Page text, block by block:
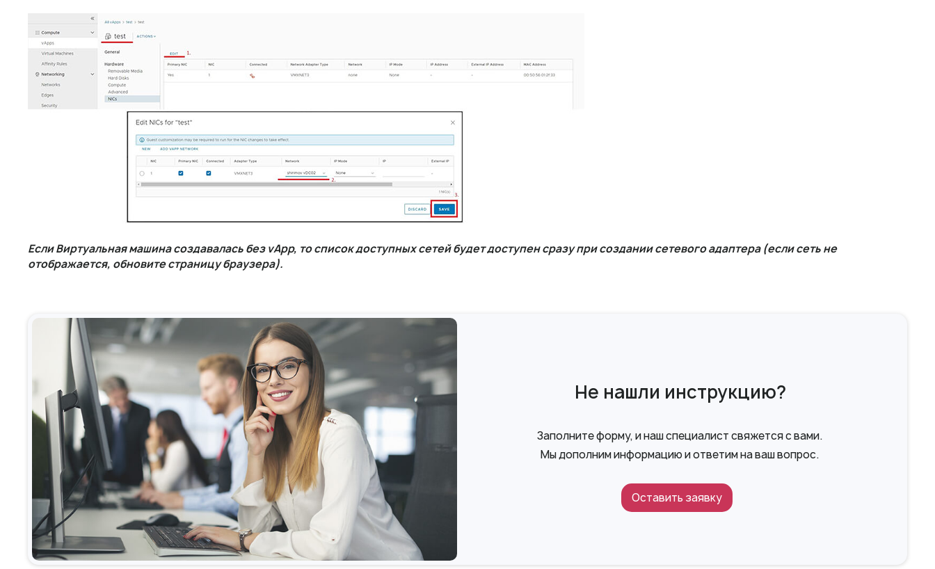
Если Виртуальная машина создавалась без vApp, то список доступных сетей будет доступен сразу при создании сетевого адаптера (если сеть не
отображается, обновите страницу браузера).
Не нашли инструкцию?
Заполните форму, и наш специалист свяжется с вами.
Мы дополним информацию и ответим на ваш вопрос.
Оставить заявку